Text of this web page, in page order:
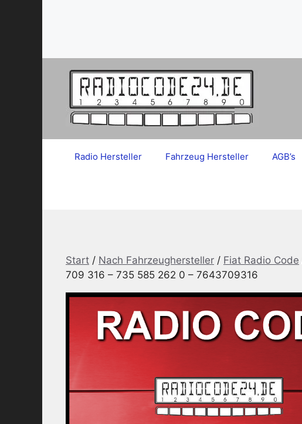
Radio Hersteller Fahrzeug Hersteller AGB’s
Start / Nach Fahrzeughersteller / Fiat Radio Code
709 316 – 735 585 262 0 – 7643709316